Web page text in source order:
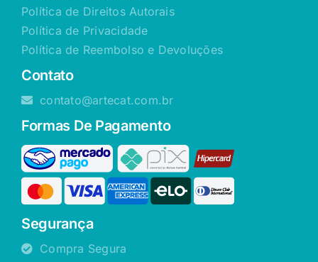
Política de Direitos Autorais
Política de Privacidade
Política de Reembolso e Devoluções
Contato
contato@artecat.com.br
Formas De Pagamento
Segurança
Compra Segura